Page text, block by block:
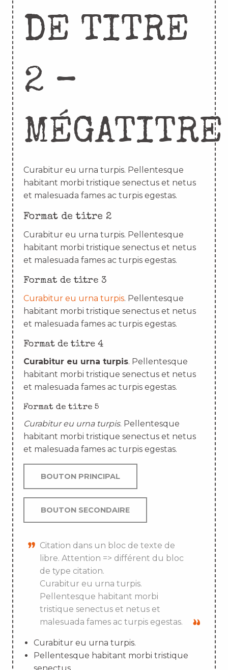
DE TITRE
2 –
MÉGATITRE
Curabitur eu urna turpis. Pellentesque
habitant morbi tristique senectus et netus
et malesuada fames ac turpis egestas.
Format de titre 2
Curabitur eu urna turpis. Pellentesque
habitant morbi tristique senectus et netus
et malesuada fames ac turpis egestas.
Format de titre 3
Curabitur eu urna turpis. Pellentesque
habitant morbi tristique senectus et netus
et malesuada fames ac turpis egestas.
Format de titre 4
Curabitur eu urna turpis. Pellentesque
habitant morbi tristique senectus et netus
et malesuada fames ac turpis egestas.
Format de titre 5
Curabitur eu urna turpis. Pellentesque
habitant morbi tristique senectus et netus
et malesuada fames ac turpis egestas.
BOUTON PRINCIPAL
BOUTON SECONDAIRE
Citation dans un bloc de texte de
libre. Attention => différent du bloc
de type citation.
Curabitur eu urna turpis.
Pellentesque habitant morbi
tristique senectus et netus et
malesuada fames ac turpis egestas.
Curabitur eu urna turpis.
Pellentesque habitant morbi tristique